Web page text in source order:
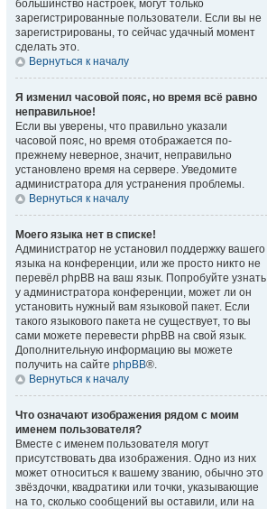
большинство настроек, могут только
зарегистрированные пользователи. Если вы не
зарегистрированы, то сейчас удачный момент
сделать это.
Вернуться к началу
Я изменил часовой пояс, но время всё равно
неправильное!
Если вы уверены, что правильно указали
часовой пояс, но время отображается по-
прежнему неверное, значит, неправильно
установлено время на сервере. Уведомите
администратора для устранения проблемы.
Вернуться к началу
Моего языка нет в списке!
Администратор не установил поддержку вашего
языка на конференции, или же просто никто не
перевёл phpBB на ваш язык. Попробуйте узнать
у администратора конференции, может ли он
установить нужный вам языковой пакет. Если
такого языкового пакета не существует, то вы
сами можете перевести phpBB на свой язык.
Дополнительную информацию вы можете
получить на сайте phpBB®.
Вернуться к началу
Что означают изображения рядом с моим
именем пользователя?
Вместе с именем пользователя могут
присутствовать два изображения. Одно из них
может относиться к вашему званию, обычно это
звёздочки, квадратики или точки, указывающие
на то, сколько сообщений вы оставили, или на